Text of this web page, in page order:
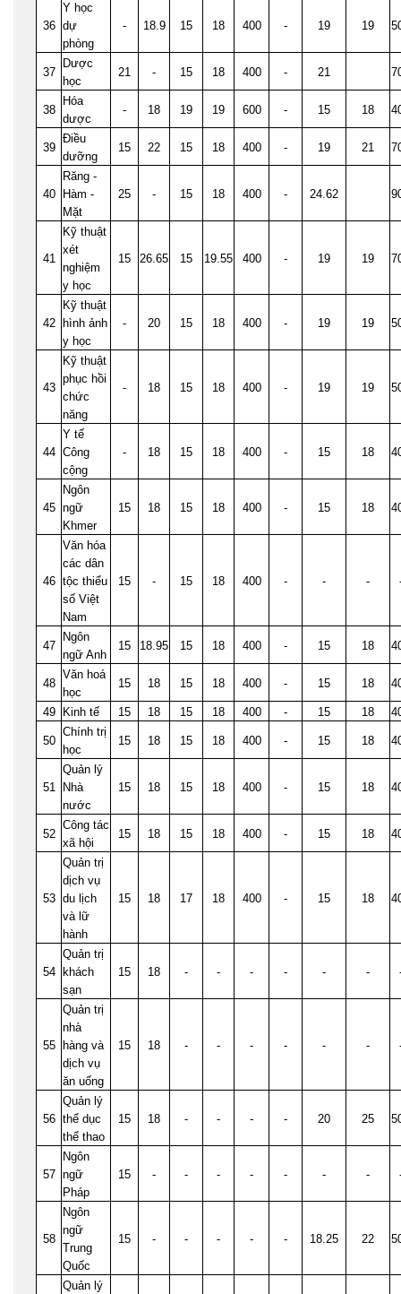
36
Y học
dự
phòng
- 18.9 15 18 400 - 19 19
37
Dược
học
21 - 15 18 400 - 21
38
Hóa
dược
- 18 19 19 600 - 15 18
39
Điều
dưỡng
15 22 15 18 400 - 19 21
40
Răng -
Hàm -
Mặt
25 - 15 18 400 - 24.62
41
Kỹ thuật
xét
nghiệm
y học
15 26.65 15 19.55 400 - 19 19
42
Kỹ thuật
hình ảnh
y học
- 20 15 18 400 - 19 19
43
Kỹ thuật
phục hồi
chức
năng
- 18 15 18 400 - 19 19
44
Y tế
Công
cộng
- 18 15 18 400 - 15 18
45
Ngôn
ngữ
Khmer
15 18 15 18 400 - 15 18
46
Văn hóa
các dân
tộc thiểu
số Việt
Nam
15 - 15 18 400 - - -
47
Ngôn
ngữ Anh
15 18.95 15 18 400 - 15 18
48
Văn hoá
học
15 18 15 18 400 - 15 18
49 Kinh tế 15 18 15 18 400 - 15 18
50
Chính trị
học
15 18 15 18 400 - 15 18
51
Quản lý
Nhà
nước
15 18 15 18 400 - 15 18
52
Công tác
xã hội
15 18 15 18 400 - 15 18
53
Quản trị
dịch vụ
du lịch
và lữ
hành
15 18 17 18 400 - 15 18
54
Quản trị
khách
sạn
15 18 - - - - - -
55
Quản trị
nhà
hàng và
dịch vụ
ăn uống
15 18 - - - - - -
56
Quản lý
thể dục
thể thao
15 18 - - - - 20 25
57
Ngôn
ngữ
Pháp
15 - - - - - - -
58
Ngôn
ngữ
Trung
Quốc
15 - - - - - 18.25 22
Quản lý